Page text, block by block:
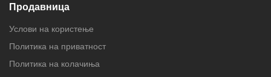
Продавница
Услови на користење
Политика на приватност
Политика на колачиња